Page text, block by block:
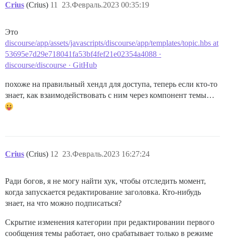
Crius (Crius) 23.Февраль.2023 00:35:19
11
Это
discourse/app/assets/javascripts/discourse/app/templates/topic.hbs at
53695e7d29e718041fa53bf4fef21e02354a4088 ·
discourse/discourse · GitHub
похоже на правильный хендл для доступа, теперь если кто-то
знает, как взаимодействовать с ним через компонент темы…
Crius (Crius) 23.Февраль.2023 16:27:24
12
Ради богов, я не могу найти хук, чтобы отследить момент,
когда запускается редактирование заголовка. Кто-нибудь
знает, на что можно подписаться?
Скрытие изменения категории при редактировании первого
сообщения темы работает, оно срабатывает только в режиме